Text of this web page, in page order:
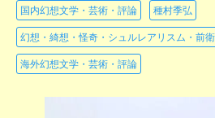
国内幻想文学・芸術・評論 種村季弘
幻想・綺想・怪奇・シュルレアリスム・前衛
海外幻想文学・芸術・評論